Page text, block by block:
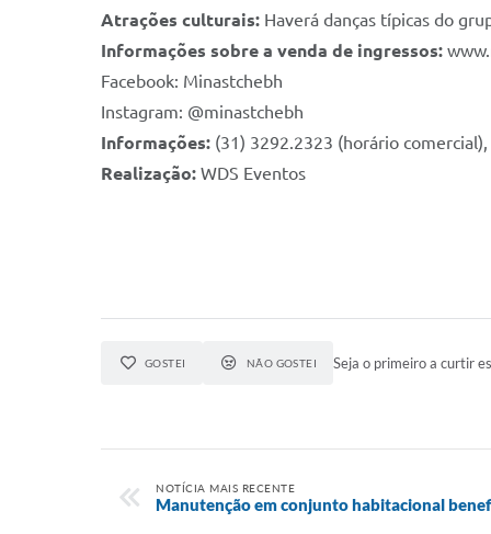
Atrações culturais: Haverá danças típicas do
Informações sobre a venda de ingressos:
Facebook: Minastchebh
Instagram: @minastchebh
Informações: (31) 3292.2323 (horário comercial),
Realização: WDS Eventos
GOSTEI NÃO GOSTEI Seja o primeiro a curtir
NOTÍCIA MAIS RECENTE
Manutenção em conjunto habitacional